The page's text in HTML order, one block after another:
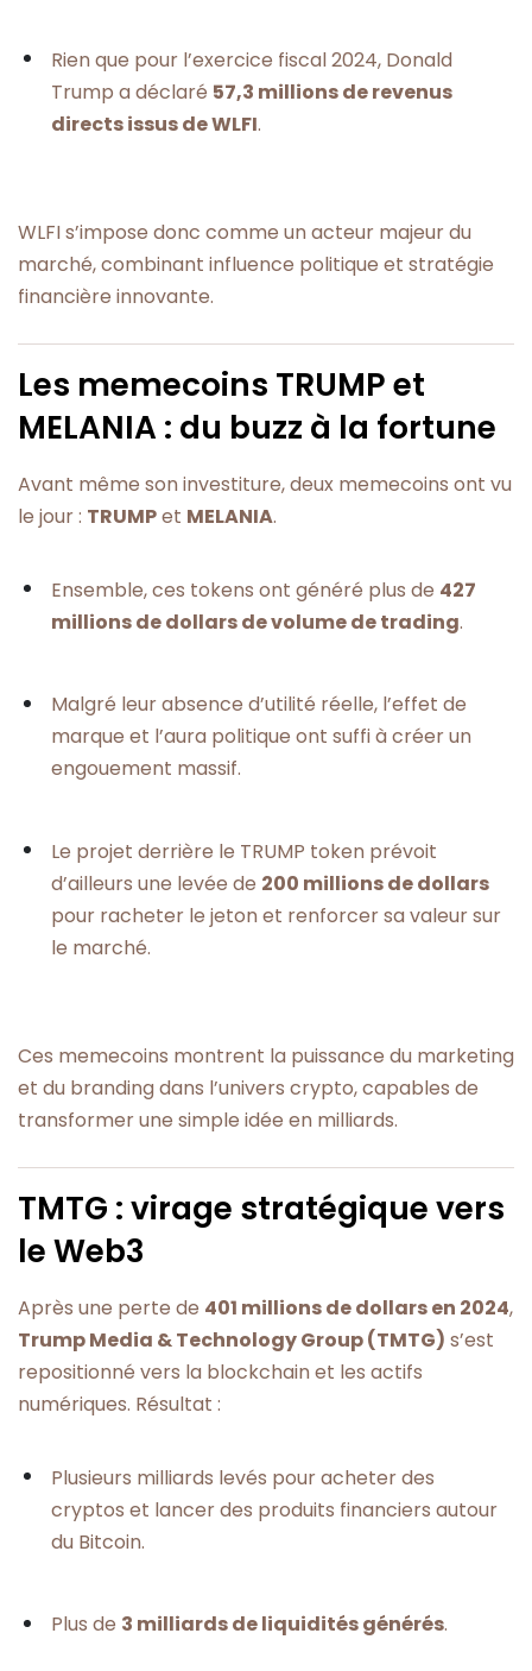
Rien que pour l’exercice fiscal 2024, Donald
Trump a déclaré 57,3 millions de revenus
directs issus de WLFI.
WLFI s’impose donc comme un acteur majeur du
marché, combinant influence politique et stratégie
financière innovante.
Les memecoins TRUMP et
MELANIA : du buzz à la fortune
Avant même son investiture, deux memecoins ont vu
le jour : TRUMPet MELANIA.
Ensemble, ces tokens ont généré plus de 427
millions de dollars de volume de trading.
Malgré leur absence d’utilité réelle, l’effet de
marque et l’aura politique ont suffi à créer un
engouement massif.
Le projet derrière le TRUMP token prévoit
d’ailleurs une levée de 200 millions de dollars
pour racheter le jeton et renforcer sa valeur sur
le marché.
Ces memecoins montrent la puissance du marketing
et du branding dans l’univers crypto, capables de
transformer une simple idée en milliards.
TMTG : virage stratégique vers
le Web3
Après une perte de 401 millions de dollars en 2024,
Trump Media & Technology Group (TMTG) s’est
repositionné vers la blockchain et les actifs
numériques. Résultat :
Plusieurs milliards levés pour acheter des
cryptos et lancer des produits financiers autour
du Bitcoin.
Plus de 3 milliards de liquidités générés.